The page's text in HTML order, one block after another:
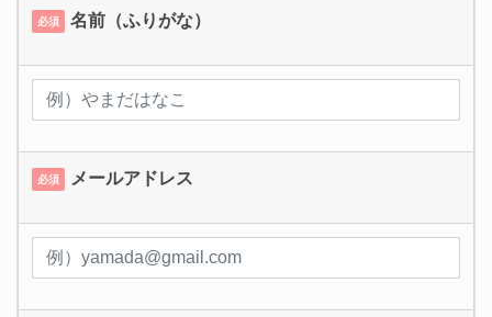
必須 名前（ふりがな）
必須 メールアドレス